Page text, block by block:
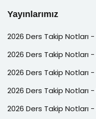
Yayınlarımız
2026 Ders Takip Notları
2026 Ders Takip Notları
2026 Ders Takip Notları
2026 Ders Takip Notları
2026 Ders Takip Notları